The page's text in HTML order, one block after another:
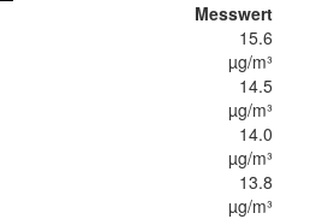
Messwert
15.6
µg/m³
14.5
µg/m³
14.0
µg/m³
13.8
µg/m³